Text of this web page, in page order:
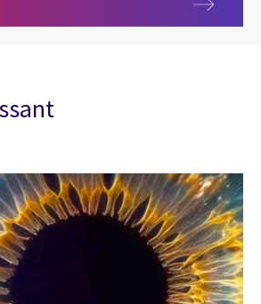
Der Karriere-Podcast für IT-Talente und